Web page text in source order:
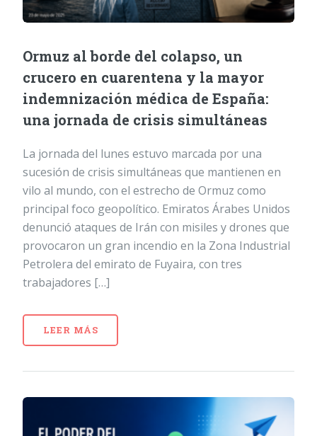
Ormuz al borde del colapso, un
crucero en cuarentena y la mayor
indemnización médica de España:
una jornada de crisis simultáneas
La jornada del lunes estuvo marcada por una
sucesión de crisis simultáneas que mantienen en
vilo al mundo, con el estrecho de Ormuz como
principal foco geopolítico. Emiratos Árabes Unidos
denunció ataques de Irán con misiles y drones que
provocaron un gran incendio en la Zona Industrial
Petrolera del emirato de Fuyaira, con tres
trabajadores […]
LEER MÁS